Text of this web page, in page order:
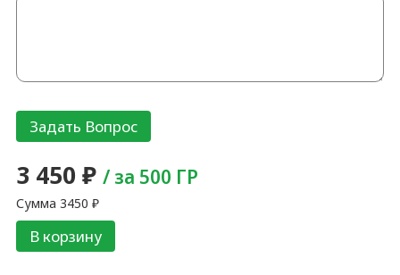
3 450₽ / за 500 ГР
Сумма3450 ₽
В корзину